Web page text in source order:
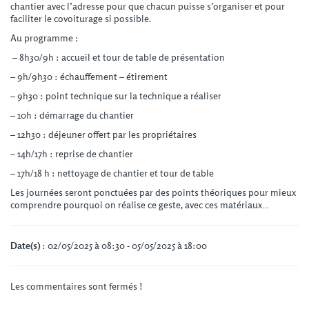
chantier avec l’adresse pour que chacun puisse s’organiser et pour
faciliter le covoiturage si possible.
Au programme :
– 8h30/9h : accueil et tour de table de présentation
– 9h/9h30 : échauffement – étirement
– 9h30 : point technique sur la technique a réaliser
– 10h : démarrage du chantier
– 12h30 : déjeuner offert par les propriétaires
– 14h/17h : reprise de chantier
– 17h/18 h : nettoyage de chantier et tour de table
Les journées seront ponctuées par des points théoriques pour mieux
comprendre pourquoi on réalise ce geste, avec ces matériaux…
Date(s): 02/05/2025 à 08:30 - 05/05/2025 à 18:00
Les commentaires sont fermés !